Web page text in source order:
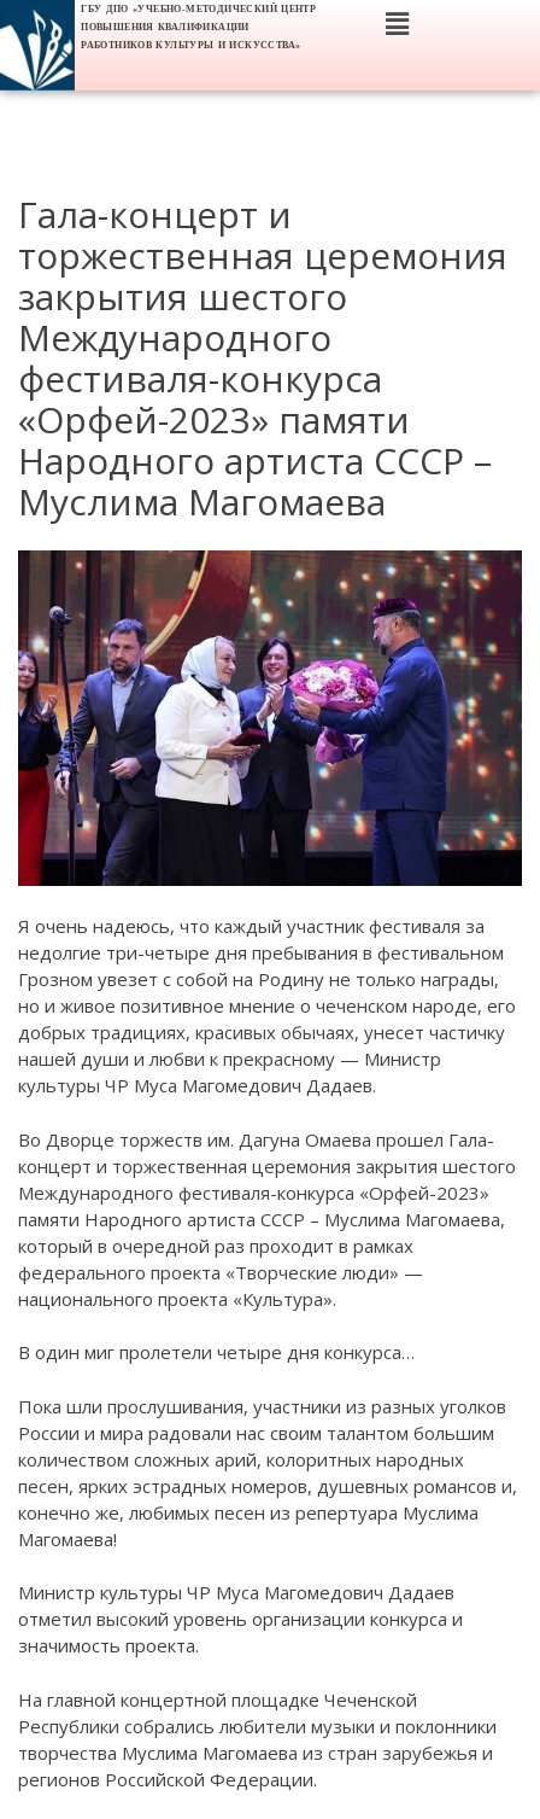
ГБУ ДПО «УЧЕБНО-МЕТОДИЧЕСКИЙ ЦЕНТР
ПОВЫШЕНИЯ КВАЛИФИКАЦИИ
РАБОТНИКОВ КУЛЬТУРЫ И ИСКУССТВА»
Гала-концерт и
торжественная церемония
закрытия шестого
Международного
фестиваля-конкурса
«Орфей-2023» памяти
Народного артиста СССР –
Муслима Магомаева
Я очень надеюсь, что каждый участник фестиваля за
недолгие три-четыре дня пребывания в фестивальном
Грозном увезет с собой на Родину не только награды,
но и живое позитивное мнение о чеченском народе, его
добрых традициях, красивых обычаях, унесет частичку
нашей души и любви к прекрасному — Министр
культуры ЧР Муса Магомедович Дадаев.
Во Дворце торжеств им. Дагуна Омаева прошел Гала-
концерт и торжественная церемония закрытия шестого
Международного фестиваля-конкурса «Орфей-2023»
памяти Народного артиста СССР – Муслима Магомаева,
который в очередной раз проходит в рамках
федерального проекта «Творческие люди» —
национального проекта «Культура».
В один миг пролетели четыре дня конкурса…
Пока шли прослушивания, участники из разных уголков
России и мира радовали нас своим талантом большим
количеством сложных арий, колоритных народных
песен, ярких эстрадных номеров, душевных романсов и,
конечно же, любимых песен из репертуара Муслима
Магомаева!
Министр культуры ЧР Муса Магомедович Дадаев
отметил высокий уровень организации конкурса и
значимость проекта.
На главной концертной площадке Чеченской
Республики собрались любители музыки и поклонники
творчества Муслима Магомаева из стран зарубежья и
регионов Российской Федерации.